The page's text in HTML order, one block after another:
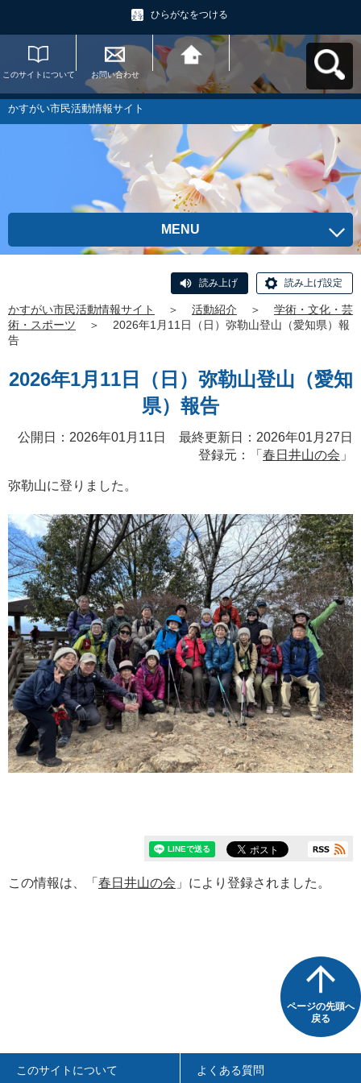
ひらがなをつける
このサイトについて お問い合わせ
かすがい市民活動情
報サイトへ戻る
かすがい市民活動情報サイト
MENU
読み上げ 読み上げ設定
かすがい市民活動情報サイト ＞ 活動紹介 ＞
学術・文化・芸
術・スポーツ
＞
2026年1月11日（日）弥勒山登山（愛知県）報
告
2026年1月11日（日）弥勒山登山（愛知
県）報告
公開日：2026年01月11日 最終更新日：2026年01月27日
登録元：「 春日井山の会 」
弥勒山に登りました。
この情報は、「 春日井山の会 」により登録されました。
ページの先頭へ
戻る
このサイトについて よくある質問